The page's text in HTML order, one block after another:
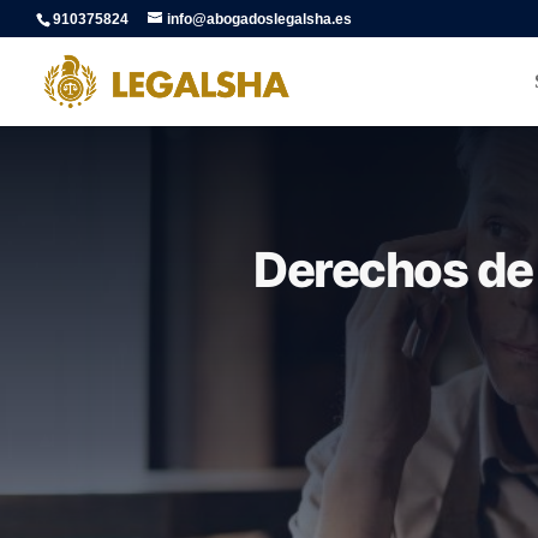
910375824 info@abogadoslegalsha.es
Derechos